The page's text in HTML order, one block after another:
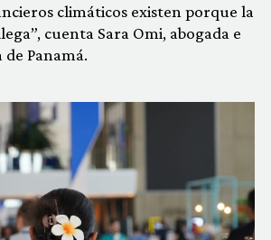
climáticos existen porque la
cuenta Sara Omi, abogada e
Panamá.